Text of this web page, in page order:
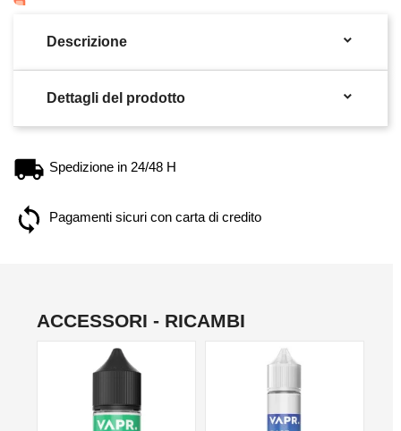
Descrizione 
Dettagli del prodotto 
Spedizione in 24/48 H
Pagamenti sicuri con carta di credito
ACCESSORI - RICAMBI